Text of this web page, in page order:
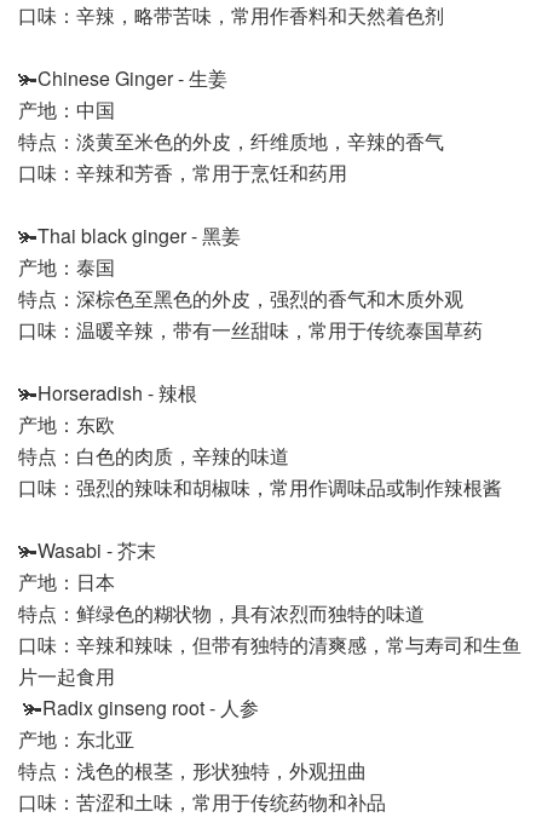
口味：辛辣，略带苦味，常用作香料和天然着色剂
🫚Chinese Ginger - 生姜
产地：中国
特点：淡黄至米色的外皮，纤维质地，辛辣的香气
口味：辛辣和芳香，常用于烹饪和药用
🫚Thai black ginger - 黑姜
产地：泰国
特点：深棕色至黑色的外皮，强烈的香气和木质外观
口味：温暖辛辣，带有一丝甜味，常用于传统泰国草药
🫚Horseradish - 辣根
产地：东欧
特点：白色的肉质，辛辣的味道
口味：强烈的辣味和胡椒味，常用作调味品或制作辣根酱
🫚Wasabi - 芥末
产地：日本
特点：鲜绿色的糊状物，具有浓烈而独特的味道
口味：辛辣和辣味，但带有独特的清爽感，常与寿司和生鱼
片一起食用
🫚Radix ginseng root - 人参
产地：东北亚
特点：浅色的根茎，形状独特，外观扭曲
口味：苦涩和土味，常用于传统药物和补品